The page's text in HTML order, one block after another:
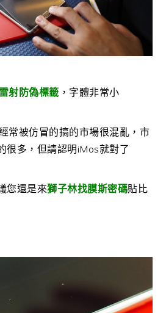
射防偽標籤 ，字體非常小
常被仿冒的搞的市場很混亂，市
很多，但請認明iMos就對了
您還是來獅子林找膜斯密碼貼比